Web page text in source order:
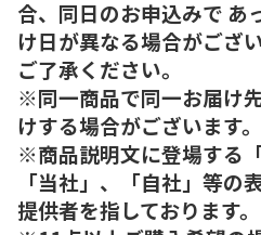
合、同日のお申込みで あ
け日が異なる場合がござ
ご了承ください。
※同一商品で同一お届け
けする場合がございます。
※商品説明文に登場する
「当社」、「自社」等の
提供者を指しております。